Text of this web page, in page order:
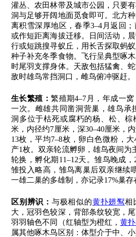
灌丛、农田林带及城市公园，只要
洞与足够开阔地面觅食即可。北方
离积雪深厚地区，春季3–4月返回；
或作短距离海拔迁移。日间活动，
行或短跳搜寻蚁丘，用长舌探取蚂蚁
种子补充冬季食物。飞行呈典型啄
时尾羽支撑身体。天敌包括猛禽、
敌时雄鸟常挡洞口，雌鸟俯冲驱赶。
生长繁殖：繁殖期4–7月，年成一
一次。雌雄共同凿洞营巢，雄鸟承
洞多位于枯死或腐朽的杨、松、棕
米，内径约7厘米，深30–40厘米，
13枚，平均7–8枚，卵白色微粉，大
产1枚。双亲轮流孵卵，雄鸟夜间为
轮换，孵化期11–12天。雏鸟晚成
雏投入略高，雏鸟离巢后双亲继续
一雄二巢的多雄制，亦记录17%巢存
区别辨识： 与极相似的黄扑翅䴕相
大，冠羽色较深，背部条纹较宽，
羽羽轴色不同（红轴型为橙红，黄
属其他啄木鸟区别：体型介于中、